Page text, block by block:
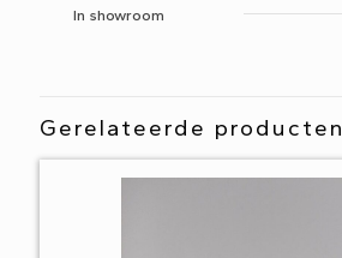
In showroom
Gerelateerde producten